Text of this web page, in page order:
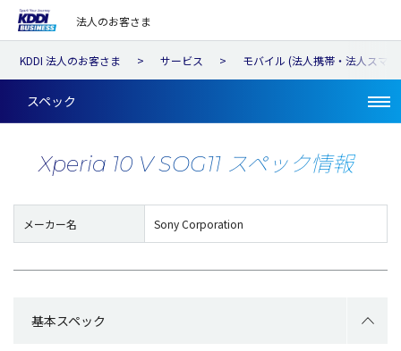
法人のお客さま
KDDI 法人のお客さま サービス モバイル (法人携帯・法人スマ
スペック
Xperia 10 V SOG11 スペック情報
メーカー名 Sony Corporation
基本スペック